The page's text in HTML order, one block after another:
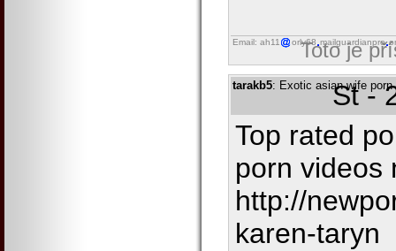
Email: ah11 orly68 mailguardianpro
Toto je
tarakb5: Exotic asian wife
St -
Top rated
porn videos
http://
karen-taryn